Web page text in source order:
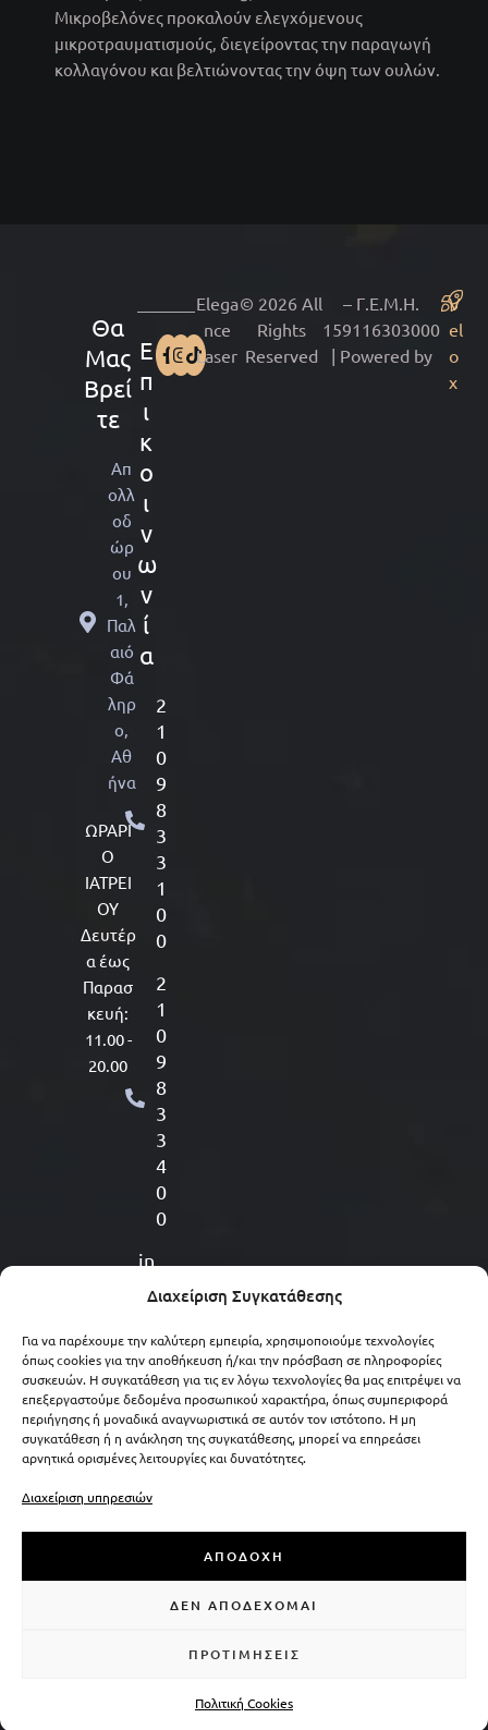
Διαχείριση Συγκατάθεσης
Για να παρέχουμε την καλύτερη εμπειρία, χρησιμοποιούμε τεχνολογίες
όπως cookies για την αποθήκευση ή/και την πρόσβαση σε πληροφορίες
συσκευών. Η συγκατάθεση για τις εν λόγω τεχνολογίες θα μας επιτρέψει να
επεξεργαστούμε δεδομένα προσωπικού χαρακτήρα, όπως συμπεριφορά
περιήγησης ή μοναδικά αναγνωριστικά σε αυτόν τον ιστότοπο. Η μη
συγκατάθεση ή η ανάκληση της συγκατάθεσης, μπορεί να επηρεάσει
αρνητικά ορισμένες λειτουργίες και δυνατότητες.
Διαχείριση υπηρεσιών
ΑΠΟΔΟΧΉ
ΔΕΝ ΑΠΟΔΈΧΟΜΑΙ
ΠΡΟΤΙΜΉΣΕΙΣ
Πολιτική Cookies
Μικροβελόνες προκαλούν ελεγχόμενους
μικροτραυματισμούς, διεγείροντας την παραγωγή
κολλαγόνου και βελτιώνοντας την όψη των ουλών.
Θα
Μας
Βρεί
τε
Απ
ολλ
οδ
ώρ
ου
1,
Παλ
αιό
Φά
ληρ
ο,
Αθ
ήνα
ΩΡΑΡΙ
Ο
ΙΑΤΡΕΙ
ΟΥ
Δευτέρ
α έως
Παρασ
κευή:
11.00 -
20.00
Ε
π
ι
κ
ο
ι
ν
ω
ν
ί
α
2
1
0
9
8
3
3
1
0
0
2
1
0
9
8
3
3
4
0
0
in
@
el
e
g
a
n
c
Elega
nce
Laser
© 2026 All
Rights
Reserved
– Γ.Ε.Μ.Η.
159116303000
| Powered by
V
el
o
x